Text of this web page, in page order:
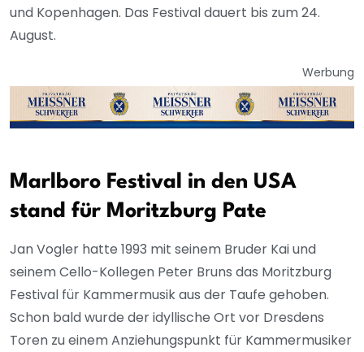
und Kopenhagen. Das Festival dauert bis zum 24.
August.
Werbung
Marlboro Festival in den USA
stand für Moritzburg Pate
Jan Vogler hatte 1993 mit seinem Bruder Kai und
seinem Cello-Kollegen Peter Bruns das Moritzburg
Festival für Kammermusik aus der Taufe gehoben.
Schon bald wurde der idyllische Ort vor Dresdens
Toren zu einem Anziehungspunkt für Kammermusiker